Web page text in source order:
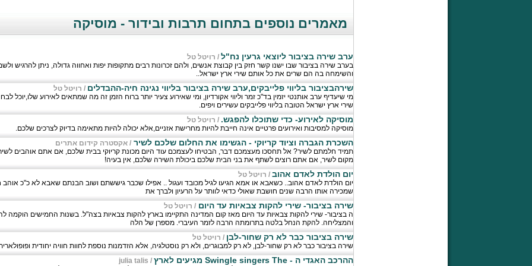
מאמרים נוספים בתחום תרבות ובידור - מוסיקה
ערב שירה בציבור ליוצאי גרעין נח"ל / רויטל טל
בערב שירה בציבור שבו ישנו קשר חזק בין קבוצת אנשים, ולהם זכרונות רבים מתקופות יפות ואחווה גדולה, ניתן להרגיש
והשימחה בה הם שרים את כל אותם שירי ארץ ישראל..
שירהבציבור בליווי פלייבקים,ערב שירה בציבור בליווי נגינה חיה-ההבדלים / רויטל טל
מי שיעדיף ערב אותנטי יזמין בד"כ זמר וליווי אקורדיון, ומי שאירוע צעיר יותר ברוח הזמן זה מה שמתאים לאירוע שלו,יוכל
שירי ארץ ישראל הטובה בליווי פלייבקים עשירים ויפים.
מוסיקה לאירוע- כדי שתוכלו להפגש. / רויטל טל
מוסיקה למסיבות ואירועים פרטיים אינה חייבת להיות מחרישת אזניים,אלא יכולה להיות מתאימה בדיוק לצרכים שלכם.
השכרת הגברה וציוד קריוקי - הגשימו את החלום שלכם לשיר/אקסטרה קידום אתרים
תמיד חלמתם לשיר? אל תחסכו מעצמכם דבר, הבטיחו לעצמכם עוד היום מכונת קריוקי בבית שלכם, אם אתם אוהבים
מקום לשיר, אם אתם רוצים לשתף את בני הבית שלכם ביכולת השירה שלכם, אין בעיה!
יום הולדת לאדם אהוב / רויטל טל
יום הולדת לאדם אהוב.. כשאבא או אמא הגיעו לגיל מכובד ועגול .. אפילו שכבר גיששתם ושוב הבנתם שאבא לא כ"כ אוהב
שמכירה אותו הרבה שנים חושבת שאולי כדאי לוותר על הרעיון ולברך את
שירה בציבור- שירי להקות צבאיות עד היום/ רויטל טל
ה בציבור- שירי להקות צבאיות עד היום מאז קום המדינה התקיימו בארץ להקות צבאיות בצה"ל. בשנות החמישים הוקמה
והמצליחה. להקת הנחל בלטה בתרומתה הרבה לזמר העיברי. מספרן של הלה
שירה בציבור כבר לא רק שחור-לבן / רויטל טל
שירה בציבור כבר לא רק שחור-לבן, לא רק למבוגרים, ולא רק נוסטלגיה, אלא הזדמנות נוספת לחוות חוויה יחודית
ההרכב האגדי ה - Swingle singers The מגיעים לארץ /
julia talis